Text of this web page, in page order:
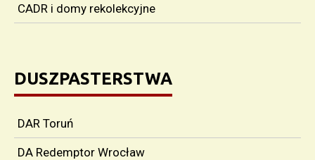
CADR i domy rekolekcyjne
DUSZPASTERSTWA
DAR Toruń
DA Redemptor Wrocław